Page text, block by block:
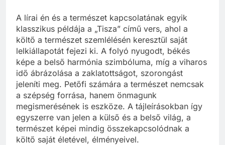
A lírai én és a természet kapcsolatának egyik
klasszikus példája a „Tisza” című vers, ahol a
költő a természet szemlélésén keresztül saját
lelkiállapotát fejezi ki. A folyó nyugodt, békés
képe a belső harmónia szimbóluma, míg a viharos
idő ábrázolása a zaklatottságot, szorongást
jeleníti meg. Petőfi számára a természet nemcsak
a szépség forrása, hanem önmagunk
megismerésének is eszköze. A tájleírásokban így
egyszerre van jelen a külső és a belső világ, a
természet képei mindig összekapcsolódnak a
költő saját életével, élményeivel.